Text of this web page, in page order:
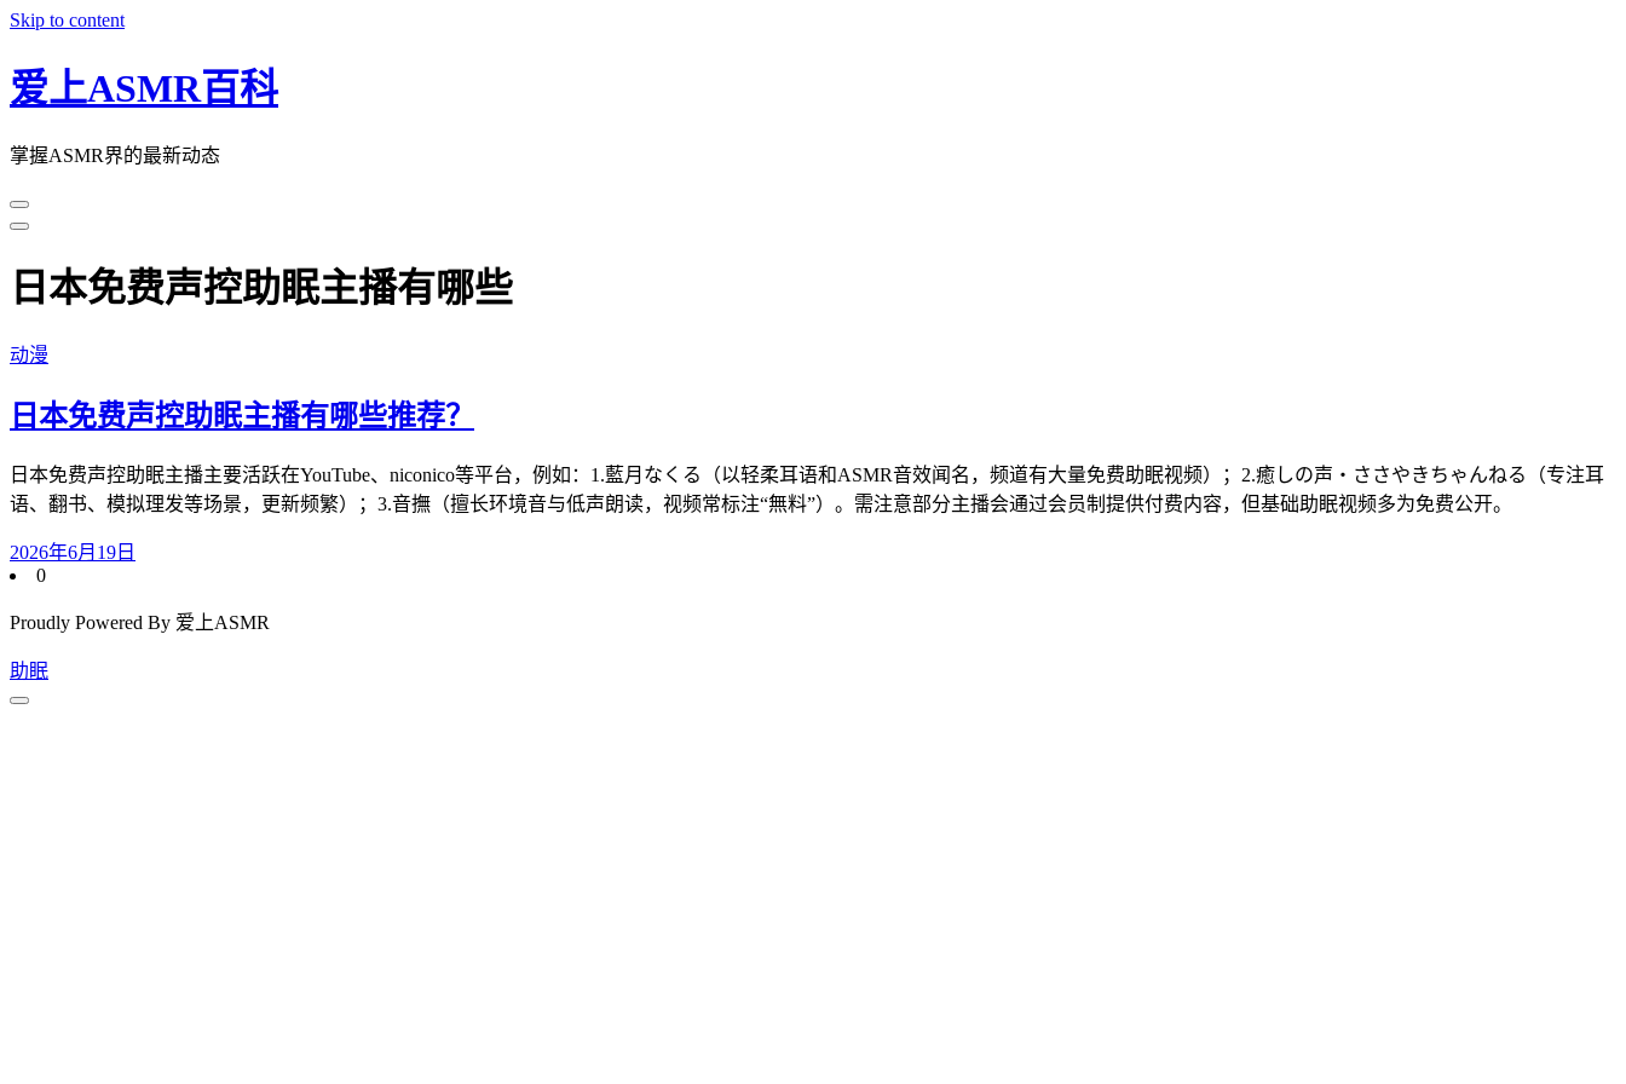
Skip to content
爱上ASMR百科
掌握ASMR界的最新动态
日本免费声控助眠主播有哪些
动漫
日本免费声控助眠主播有哪些推荐？
日本免费声控助眠主播主要活跃在YouTube、niconico等平台，例如：1.藍月なくる（以轻柔耳语和ASMR音效闻名，频道有大量免费助眠视频）；2.癒しの声・ささやきちゃんねる（专注耳
语、翻书、模拟理发等场景，更新频繁）；3.音撫（擅长环境音与低声朗读，视频常标注“無料”）。需注意部分主播会通过会员制提供付费内容，但基础助眠视频多为免费公开。
2026年6月19日
0
Proudly Powered By 爱上ASMR
助眠